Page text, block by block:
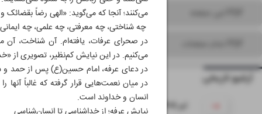
می‌کنند؛ آنجا که می‌گوید: «الهی رضاً
چه شناختی، چه معرفتی، چه علمی، چه
در صحرای عرفات، یافته‌ام. آن شناخت،
می‌کنیم. در این نیایش کم‌نظیر، تصویری از
در دعای عرفه، امام حسین(ع) پس از حمد و
در میان نعمت‌هایی قرار گرفته که غالباً
انسان و خداوند است.
آرشیو تاریخی
۱۴۰۵ تیر